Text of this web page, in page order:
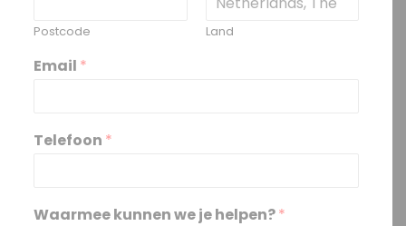
Postcode Land
Email *
Telefoon *
Waarmee kunnen we je helpen?*